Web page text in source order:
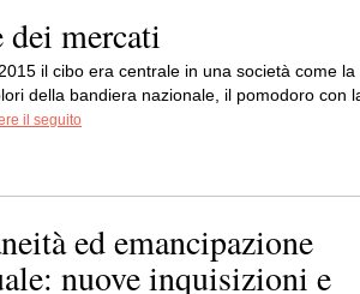
dei mercati
il cibo era centrale in una società come la
della bandiera nazionale, il pomodoro con
il seguito
ed emancipazione
nuove inquisizioni e